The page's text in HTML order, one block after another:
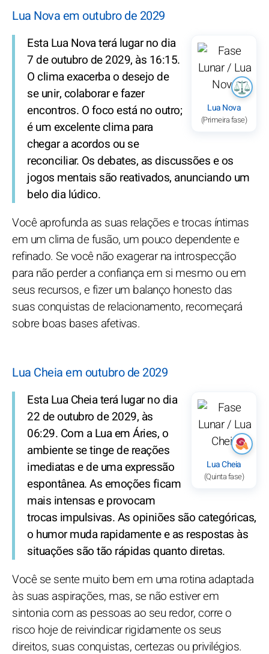
Lua Nova em outubro de 2029
Lua Nova
(Primeira fase)
Esta Lua Nova terá lugar no dia
7 de outubro de 2029, às 16:15.
O clima exacerba o desejo de
se unir, colaborar e fazer
encontros. O foco está no outro;
é um excelente clima para
chegar a acordos ou se
reconciliar. Os debates, as discussões e os
jogos mentais são reativados, anunciando um
belo dia lúdico.
Você aprofunda as suas relações e trocas íntimas
em um clima de fusão, um pouco dependente e
refinado. Se você não exagerar na introspecção
para não perder a confiança em si mesmo ou em
seus recursos, e fizer um balanço honesto das
suas conquistas de relacionamento, recomeçará
sobre boas bases afetivas.
Lua Cheia em outubro de 2029
Lua Cheia
(Quinta fase)
Esta Lua Cheia terá lugar no dia
22 de outubro de 2029, às
06:29. Com a Lua em Áries, o
ambiente se tinge de reações
imediatas e de uma expressão
espontânea. As emoções ficam
mais intensas e provocam
trocas impulsivas. As opiniões são categóricas,
o humor muda rapidamente e as respostas às
situações são tão rápidas quanto diretas.
Você se sente muito bem em uma rotina adaptada
às suas aspirações, mas, se não estiver em
sintonia com as pessoas ao seu redor, corre o
risco hoje de reivindicar rigidamente os seus
direitos, suas conquistas, certezas ou privilégios.